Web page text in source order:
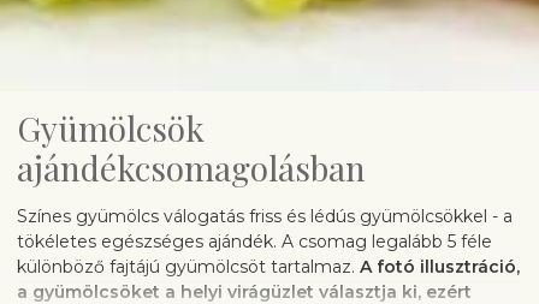
Gyümölcsök
ajándékcsomagolásban
Színes gyümölcs válogatás friss és lédús gyümölcsökkel - a
tökéletes egészséges ajándék. A csomag legalább 5 féle
különböző fajtájú gyümölcsöt tartalmaz. A fotó illusztráció,
a gyümölcsöket a helyi virágüzlet választja ki, ezért